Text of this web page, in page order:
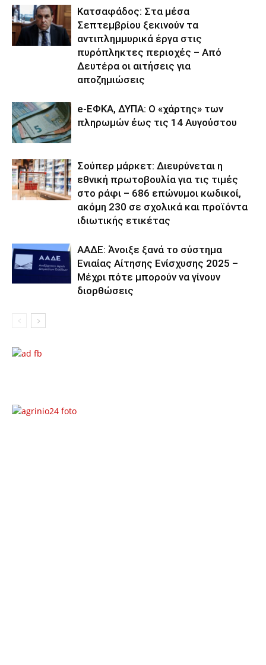
Κατσαφάδος: Στα μέσα
Σεπτεμβρίου ξεκινούν τα
αντιπλημμυρικά έργα στις
πυρόπληκτες περιοχές – Από
Δευτέρα οι αιτήσεις για
αποζημιώσεις
e-ΕΦΚΑ, ΔΥΠΑ: Ο «χάρτης» των
πληρωμών έως τις 14 Αυγούστου
Σούπερ μάρκετ: Διευρύνεται η
εθνική πρωτοβουλία για τις τιμές
στο ράφι – 686 επώνυμοι κωδικοί,
ακόμη 230 σε σχολικά και προϊόντα
ιδιωτικής ετικέτας
ΑΑΔΕ: Άνοιξε ξανά το σύστημα
Ενιαίας Αίτησης Ενίσχυσης 2025 –
Μέχρι πότε μπορούν να γίνουν
διορθώσεις